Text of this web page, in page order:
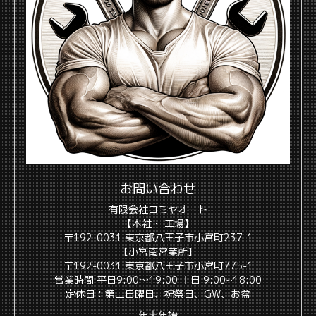
お問い合わせ
有限会社コミヤオート
【本社・ 工場】
〒192-0031 東京都八王子市小宮町237-1
【小宮南営業所】
〒192-0031 東京都八王子市小宮町775-1
営業時間 平日9:00〜19:00 土日 9:00~18:00
定休日：第二日曜日、祝祭日、GW、お盆